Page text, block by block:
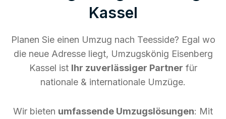
Kassel
Planen Sie einen Umzug nach Teesside? Egal wo
die neue Adresse liegt, Umzugskönig Eisenberg
Kassel ist Ihr zuverlässiger Partner für
nationale & internationale Umzüge.
Wir bieten umfassende Umzugslösungen: Mit